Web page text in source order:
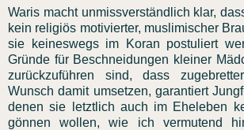
Waris macht unmissverständlich klar,
kein religiös motivierter, muslimischer
sie keineswegs im Koran postuliert
Gründe für Beschneidungen kleiner
zurückzuführen sind, dass
Wunsch damit umsetzen, garantiert
denen sie letztlich auch im Eheleben
gönnen wollen, wie ich vermutend